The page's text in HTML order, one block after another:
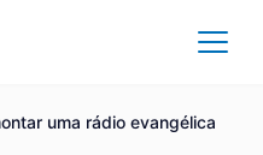
uma rádio evangélica